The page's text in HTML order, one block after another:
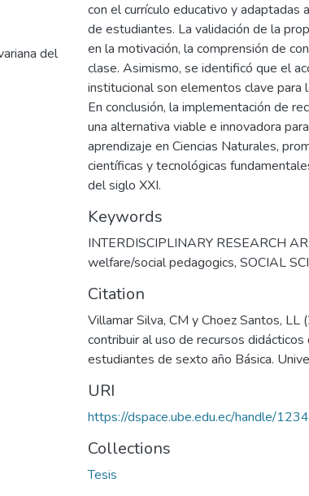
del
con el currículo educativo y adaptadas
de estudiantes. La validación de la
en la motivación, la comprensión de
clase. Asimismo, se identificó que el
institucional son elementos clave
En conclusión, la implementación de
una alternativa viable e innovadora
aprendizaje en Ciencias Naturales,
científicas y tecnológicas
del siglo XXI.
Keywords
INTERDISCIPLINARY RESEARCH
welfare/social pedagogics, SOCIAL
Citation
Villamar Silva, CM y Choez Santos,
contribuir al uso de recursos
estudiantes de sexto año Básica.
URI
https://dspace.ube.edu.ec/handle/
Collections
Tesis